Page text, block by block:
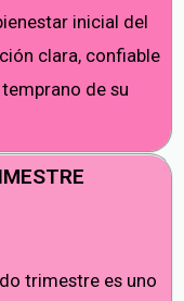
inicial del
clara, confiable
de su
trimestre es uno